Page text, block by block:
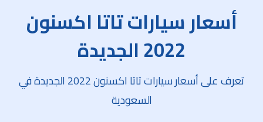
أسعار سيارات تاتا اكسنون
2022 الجديدة
تعرف على أسعار سيارات تاتا اكسنون 2022 الجديدة في
السعودية